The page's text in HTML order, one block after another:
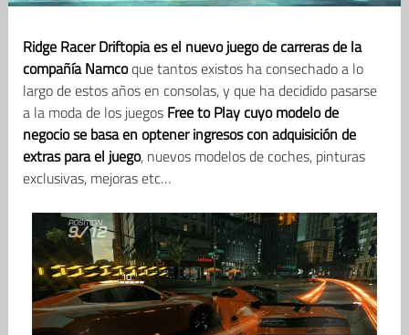
Ridge Racer Driftopia es el nuevo juego de carreras de la
compañía Namcoque tantos existos ha consechado a lo
largo de estos años en consolas, y que ha decidido pasarse
a la moda de los juegos Free to Play cuyo modelo de
negocio se basa en optener ingresos con adquisición de
extras para el juego, nuevos modelos de coches, pinturas
exclusivas, mejoras etc…